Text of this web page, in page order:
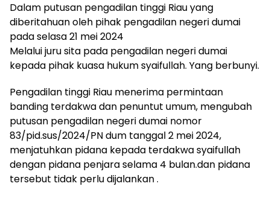
Dalam putusan pengadilan tinggi Riau yang
diberitahuan oleh pihak pengadilan negeri dumai
pada selasa 21 mei 2024
Melalui juru sita pada pengadilan negeri dumai
kepada pihak kuasa hukum syaifullah. Yang berbunyi.
Pengadilan tinggi Riau menerima permintaan
banding terdakwa dan penuntut umum, mengubah
putusan pengadilan negeri dumai nomor
83/pid.sus/2024/PN dum tanggal 2 mei 2024,
menjatuhkan pidana kepada terdakwa syaifullah
dengan pidana penjara selama 4 bulan.dan pidana
tersebut tidak perlu dijalankan .